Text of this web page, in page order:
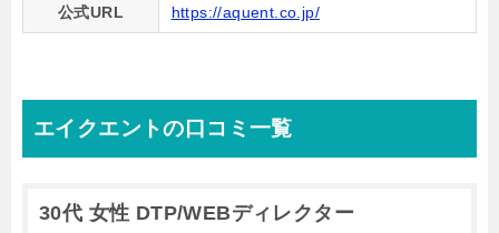
公式URL https://aquent.co.jp/
エイクエントの口コミ一覧
30代 女性 DTP/WEBディレクター